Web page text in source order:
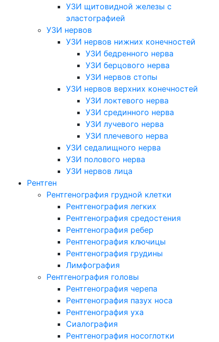
УЗИ щитовидной железы с
эластографией
УЗИ нервов
УЗИ нервов нижних конечностей
УЗИ бедренного нерва
УЗИ берцового нерва
УЗИ нервов стопы
УЗИ нервов верхних конечностей
УЗИ локтевого нерва
УЗИ срединного нерва
УЗИ лучевого нерва
УЗИ плечевого нерва
УЗИ седалищного нерва
УЗИ полового нерва
УЗИ нервов лица
Рентген
Рентгенография грудной клетки
Рентгенография легких
Рентгенография средостения
Рентгенография ребер
Рентгенография ключицы
Рентгенография грудины
Лимфография
Рентгенография головы
Рентгенография черепа
Рентгенография пазух носа
Рентгенография уха
Сиалография
Рентгенография носоглотки